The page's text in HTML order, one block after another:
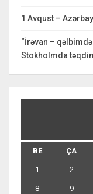
1 Avqust –
“İrəvan – qəlbimdə
Stokholmda
BE ÇA
1 2
8 9